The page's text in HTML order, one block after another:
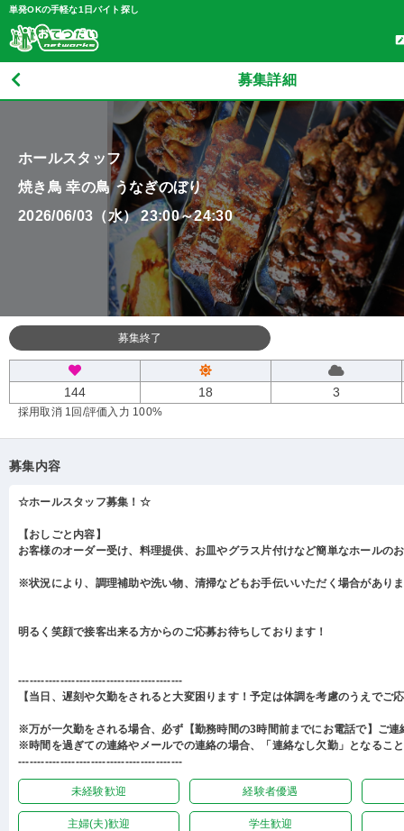
単発OKの手軽な1日バイト探し
募集詳細
ホールスタッフ
焼き鳥 幸の鳥 うなぎのぼり
2026/06/03（水） 23:00～24:30
募集終了
144 18 3
採用取消 1回 /評価入力 100%
募集内容
☆ホールスタッフ募集！☆
【おしごと内容】
お客様のオーダー受け、料理提供、お皿やグラス片付けなど簡単なホールの
※状況により、調理補助や洗い物、清掃などもお手伝いいただく場合があり
明るく笑顔で接客出来る方からのご応募お待ちしております！
-------------------------------------------
【当日、遅刻や欠勤をされると大変困ります！予定は体調を考慮のうえでご
※万が一欠勤をされる場合、必ず【勤務時間の3時間前までにお電話で】ご連
※時間を過ぎての連絡やメールでの連絡の場合、「連絡なし欠勤」となるこ
-------------------------------------------
未経験歓迎 経験者優遇
主婦(夫)歓迎 学生歓迎